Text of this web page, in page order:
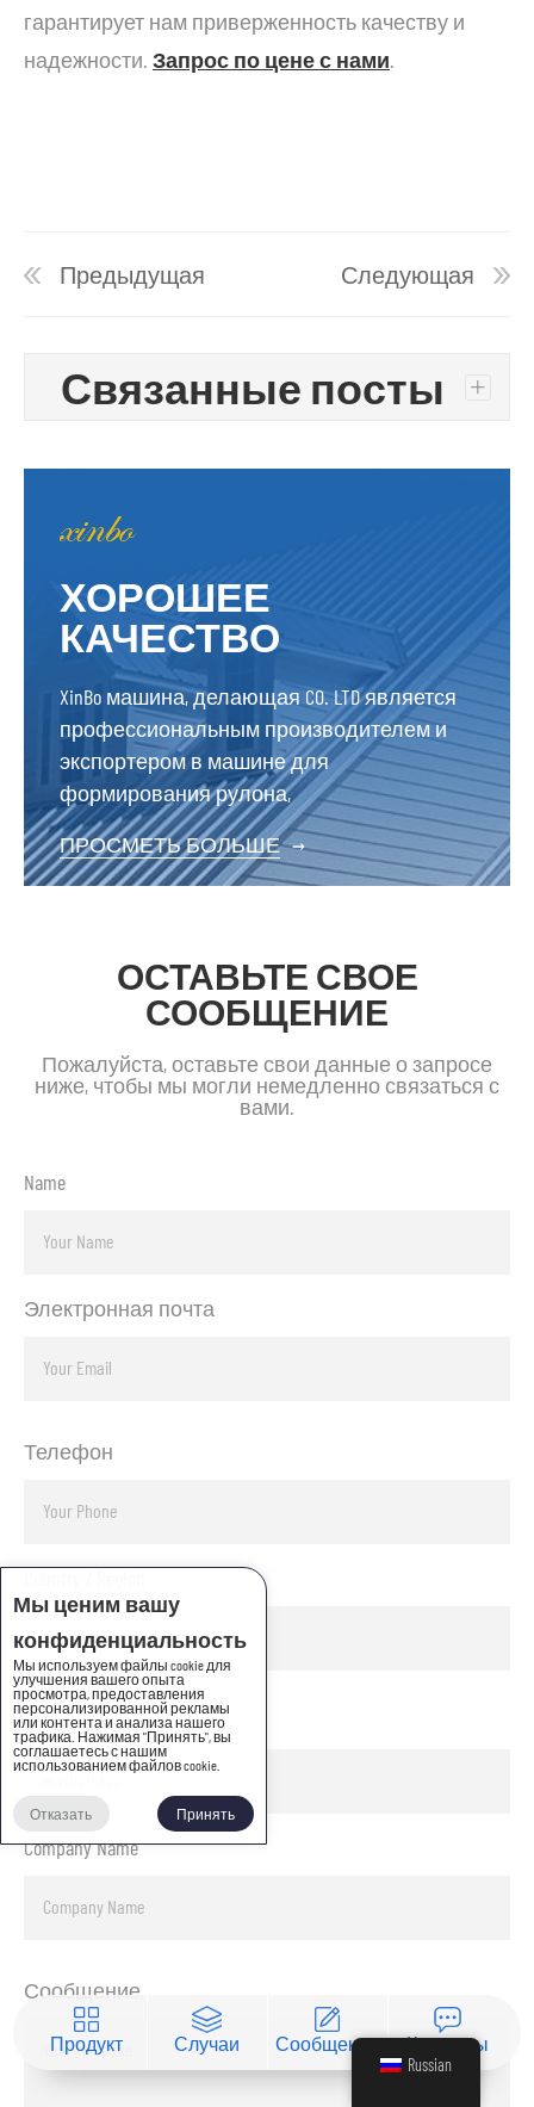
гарантирует нам приверженность качеству и
надежности. Запрос по цене с нами.
Предыдущая Следующая
Связанные посты +
ХОРОШЕЕ
КАЧЕСТВО
XinBo машина, делающая CO. LTD является
профессиональным производителем и
экспортером в машине для
формирования рулона,
ПРОСМЕТЬ БОЛЬШЕ →
ОСТАВЬТЕ СВОЕ
СООБЩЕНИЕ
Пожалуйста, оставьте свои данные о запросе
ниже, чтобы мы могли немедленно связаться с
вами.
Name
Электронная почта
Телефон
в WhatsApp
Company Name
Сообщение
Продукт Случаи Сообщение Контакты
Russian
Мы ценим вашу
конфиденциальность
Мы используем файлы cookie для
улучшения вашего опыта
просмотра, предоставления
персонализированной рекламы
или контента и анализа нашего
трафика. Нажимая "Принять", вы
соглашаетесь с нашим
использованием файлов cookie.
Отказать Принять